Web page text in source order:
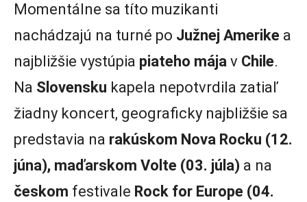
Momentálne sa títo muzikanti
nachádzajú na turné po Južnej Amerike a
najbližšie vystúpia piateho mája v Chile.
Na Slovensku kapela nepotvrdila zatiaľ
žiadny koncert, geograficky najbližšie sa
predstavia na rakúskom Nova Rocku (12.
júna), maďarskom Volte (03. júla) a na
českom festivale Rock for Europe (04.